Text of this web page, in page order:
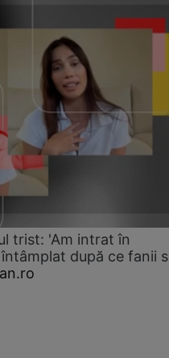
trist: 'Am intrat în
după ce fanii